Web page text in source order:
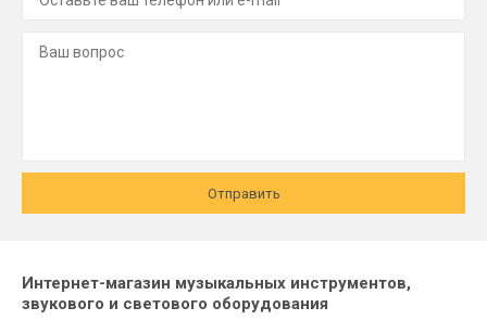
Отправить
Интернет-магазин музыкальных инструментов,
звукового и светового оборудования